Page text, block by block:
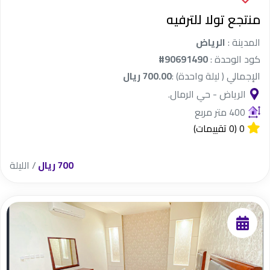
مواقف سيارات
عدد الأسرة المفردة
عدد الأسرة الماستر
عدد المطابخ
عدد دورات المياة
منتجع تولا للترفيه
المدينة : الرياض
كود الوحدة :#90691490
الإجمالي ( ليلة واحدة) :700.00 ريال
الرياض - حي الرمال.
400 متر مربع
0(0 تقييمات)
700 ريال / الليلة